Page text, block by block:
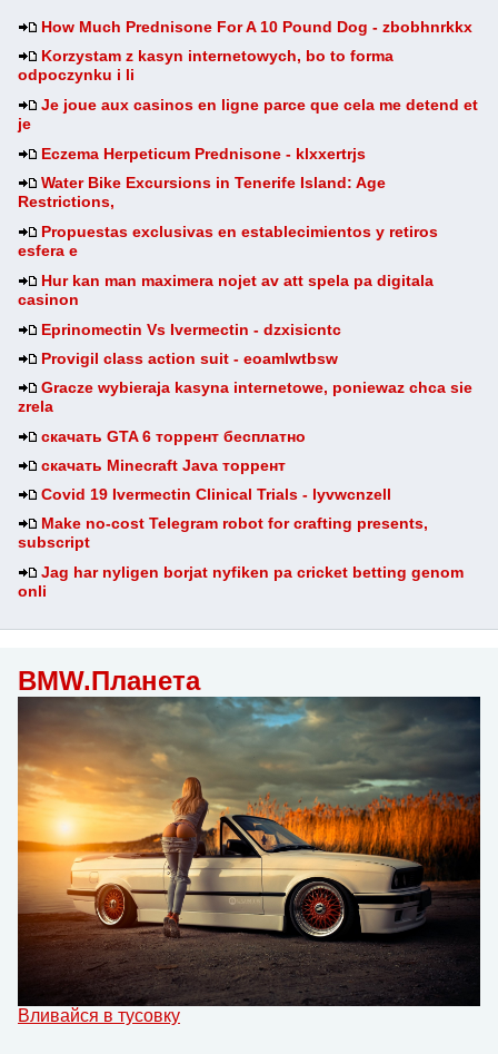
How Much Prednisone For A 10 Pound Dog - zbobhnrkkx
Korzystam z kasyn internetowych, bo to forma
odpoczynku i li
Je joue aux casinos en ligne parce que cela me detend et
je
Eczema Herpeticum Prednisone - klxxertrjs
Water Bike Excursions in Tenerife Island: Age
Restrictions,
Propuestas exclusivas en establecimientos y retiros
esfera e
Hur kan man maximera nojet av att spela pa digitala
casinon
Eprinomectin Vs Ivermectin - dzxisicntc
Provigil class action suit - eoamlwtbsw
Gracze wybieraja kasyna internetowe, poniewaz chca sie
zrela
скачать GTA 6 торрент бесплатно
скачать Minecraft Java торрент
Covid 19 Ivermectin Clinical Trials - lyvwcnzell
Make no-cost Telegram robot for crafting presents,
subscript
Jag har nyligen borjat nyfiken pa cricket betting genom
onli
BMW.Планета
Вливайся в тусовку